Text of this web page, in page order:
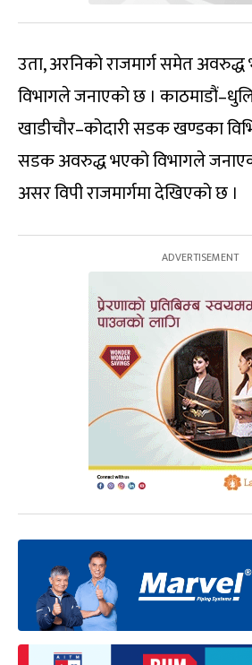
उता, अरनिको राजमार्ग समेत
विभागले जनाएको छ ।
खाडीचौर–कोदारी सडक खण्डका
सडक अवरुद्ध भएको विभागले
असर विपी राजमार्गमा देखिएको छ ।